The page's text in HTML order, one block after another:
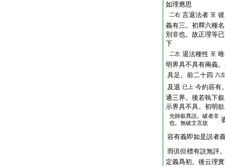
如理應思
二右 言退法者 至
義有三。初釋六種
別非也。故正理等
下
二左 退法種性 至
明界具不具有兩義
具足。前二十四 六
及退 已上 今約容有
通三界。後若執下
示界具不具。初明
光師叙異説。破者非
也。無破文言故
容有義即如是説者
而倶但標有説無評
定義爲初。後云理